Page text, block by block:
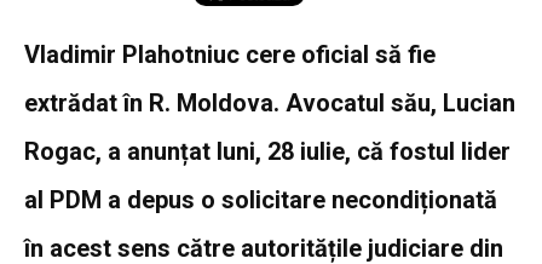
Vladimir Plahotniuc cere oficial să fie
extrădat în R. Moldova. Avocatul său, Lucian
Rogac, a anunțat luni, 28 iulie, că fostul lider
al PDM a depus o solicitare necondiționată
în acest sens către autoritățile judiciare din